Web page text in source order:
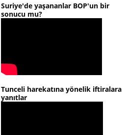
Suriye'de yaşananlar BOP'un bir
sonucu mu?
Tunceli harekatına yönelik iftiralara
yanıtlar